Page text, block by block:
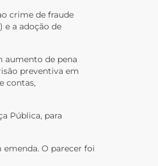
crime de fraude
e a adoção de
aumento de pena
preventiva em
contas,
Pública, para
O parecer foi